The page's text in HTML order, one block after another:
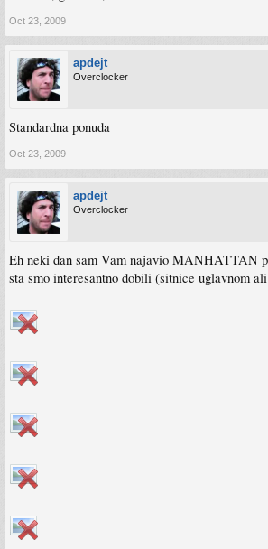
Oct 23, 2009
apdejt
Overclocker
Standardna ponuda
Oct 23, 2009
apdejt
Overclocker
Eh neki dan sam Vam najavio MANHATTAN
sta smo interesantno dobili (sitnice uglavnom